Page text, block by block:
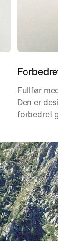
Forbedret grep
Fullfør med
Den er designet
forbedret grep i